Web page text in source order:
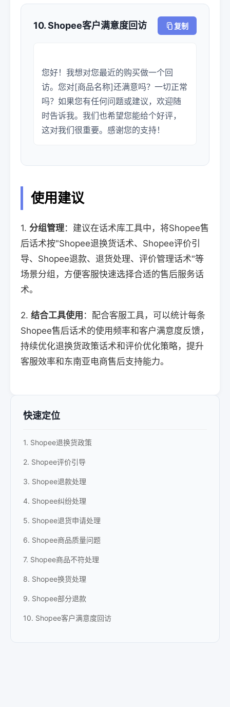
10. Shopee客户满意度回访 复制
您好！我想对您最近的购买做一个回
访。您对[商品名称]还满意吗？一切正常
吗？如果您有任何问题或建议，欢迎随
时告诉我。我们也希望您能给个好评，
使用建议
1. 分组管理：建议在话术库工具中，将Shopee售
后话术按"Shopee退换货话术、Shopee评价引
导、Shopee退款、退货处理、评价管理话术"等
场景分组，方便客服快速选择合适的售后服务话
术。
2. 结合工具使用 ：配合客服工具，可以统计每条
Shopee售后话术的使用频率和客户满意度反馈，
持续优化退换货政策话术和评价优化策略，提升
客服效率和东南亚电商售后支持能力。
快速定位
1. Shopee退换货政策
2. Shopee评价引导
3. Shopee退款处理
4. Shopee纠纷处理
5. Shopee退货申请处理
6. Shopee商品质量问题
7. Shopee商品不符处理
8. Shopee换货处理
9. Shopee部分退款
10. Shopee客户满意度回访